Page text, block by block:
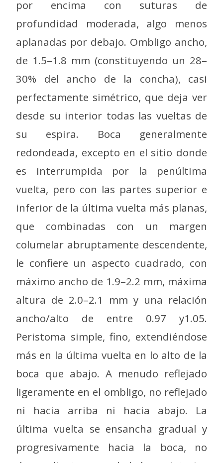
por encima con suturas de
profundidad moderada, algo menos
aplanadas por debajo. Ombligo ancho,
de 1.5–1.8 mm (constituyendo un 28–
30% del ancho de la concha), casi
perfectamente simétrico, que deja ver
desde su interior todas las vueltas de
su espira. Boca generalmente
redondeada, excepto en el sitio donde
es interrumpida por la penúltima
vuelta, pero con las partes superior e
inferior de la última vuelta más planas,
que combinadas con un margen
columelar abruptamente descendente,
le confiere un aspecto cuadrado, con
máximo ancho de 1.9–2.2 mm, máxima
altura de 2.0–2.1 mm y una relación
ancho/alto de entre 0.97 y1.05.
Peristoma simple, fino, extendiéndose
más en la última vuelta en lo alto de la
boca que abajo. A menudo reflejado
ligeramente en el ombligo, no reflejado
ni hacia arriba ni hacia abajo. La
última vuelta se ensancha gradual y
progresivamente hacia la boca, no